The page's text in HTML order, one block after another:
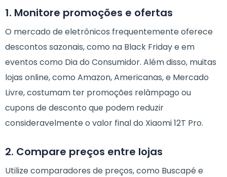
1. Monitore promoções e ofertas
O mercado de eletrônicos frequentemente oferece
descontos sazonais, como na Black Friday e em
eventos como Dia do Consumidor. Além disso, muitas
lojas online, como Amazon, Americanas, e Mercado
Livre, costumam ter promoções relâmpago ou
cupons de desconto que podem reduzir
consideravelmente o valor final do Xiaomi 12T Pro.
2. Compare preços entre lojas
Utilize comparadores de preços, como Buscapé e